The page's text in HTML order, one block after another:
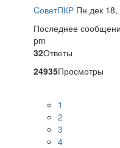
CоветПКР Пн дек
Последнее
pm
32Ответы
24935Просмотры
1
2
3
4